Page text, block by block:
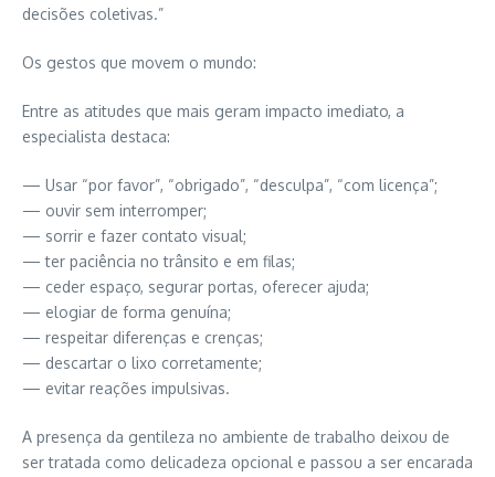
decisões coletivas.”
Os gestos que movem o mundo:
Entre as atitudes que mais geram impacto imediato, a
especialista destaca:
— Usar “por favor”, “obrigado”, “desculpa”, “com licença”;
— ouvir sem interromper;
— sorrir e fazer contato visual;
— ter paciência no trânsito e em filas;
— ceder espaço, segurar portas, oferecer ajuda;
— elogiar de forma genuína;
— respeitar diferenças e crenças;
— descartar o lixo corretamente;
— evitar reações impulsivas.
A presença da gentileza no ambiente de trabalho deixou de
ser tratada como delicadeza opcional e passou a ser encarada